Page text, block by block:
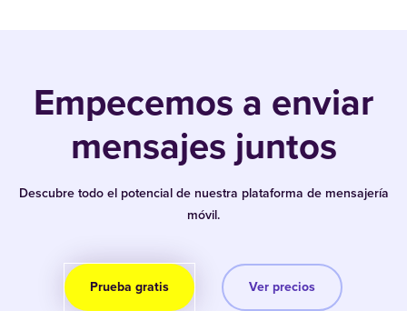
Empecemos a enviar
mensajes juntos
Descubre todo el potencial de nuestra plataforma de mensajería
móvil.
Prueba gratis Ver precios